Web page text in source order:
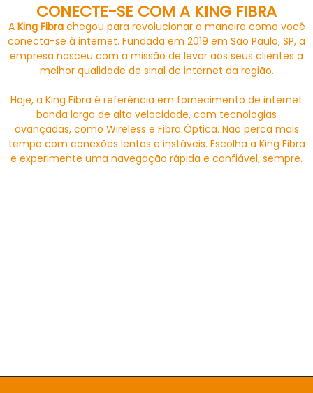
CONECTE-SE COM A KING FIBRA
A King Fibrachegou para revolucionar a maneira como você
conecta-se à internet. Fundada em 2019 em São Paulo, SP, a
empresa nasceu com a missão de levar aos seus clientes a
melhor qualidade de sinal de internet da região.
Hoje, a King Fibra é referência em fornecimento de internet
banda larga de alta velocidade, com tecnologias
avançadas, como Wireless e Fibra Óptica. Não perca mais
tempo com conexões lentas e instáveis. Escolha a King Fibra
e experimente uma navegação rápida e confiável, sempre.